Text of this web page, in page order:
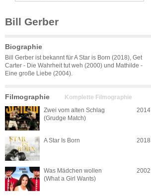
Bill Gerber
Biographie
Bill Gerber ist bekannt für A Star is Born (2018), Get
Carter - Die Wahrheit tut weh (2000) und Mathilde -
Eine große Liebe (2004).
Filmographie Komplette Filmographie
Zwei vom alten Schlag
(Grudge Match)
2014
A Star Is Born 2018
Was Mädchen wollen
(What a Girl Wants)
2002